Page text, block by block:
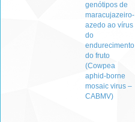
genótipos de
maracujazeiro-
azedo ao vírus
do
endurecimento
do fruto
(Cowpea
aphid-borne
mosaic virus –
CABMV)